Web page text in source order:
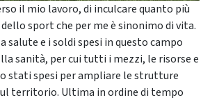
il mio lavoro, di inculcare quanto più
sport che per me è sinonimo di vita.
salute e i soldi spesi in questo campo
sanità, per cui tutti i mezzi, le risorse e
stati spesi per ampliare le strutture
territorio. Ultima in ordine di tempo